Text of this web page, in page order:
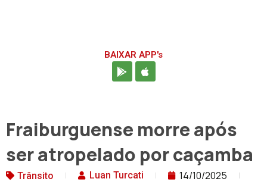
BAIXAR APP's
Fraiburguense morre após
ser atropelado por caçamba
Trânsito Luan Turcati
14/10/2025